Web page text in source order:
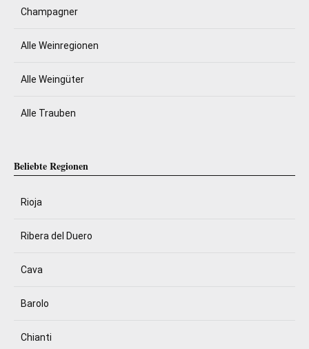
Champagner
Alle Weinregionen
Alle Weingüter
Alle Trauben
Beliebte Regionen
Rioja
Ribera del Duero
Cava
Barolo
Chianti